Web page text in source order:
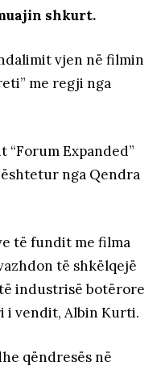
shkurt.
vjen në filmin
me regji nga
“Forum Expanded”
nga Qendra
të fundit me filma
të shkëlqejë
industrisë botërore
i vendit, Albin Kurti.
qëndresës në